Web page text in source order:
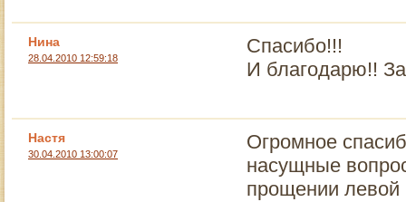
Нина
28.04.2010 12:59:18
Спасибо!!!
И благодарю!!
Настя
30.04.2010 13:00:07
Огромное
насущные
прощении левой